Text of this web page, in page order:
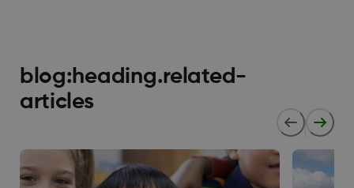
blog:heading.related-
articles